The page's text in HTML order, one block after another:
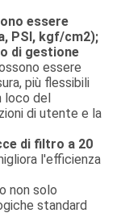
essere
PSI, kgf/cm2);
di gestione
essere
più flessibili
loco del
di utente e la
di filtro a 20
l'efficienza
non solo
standard